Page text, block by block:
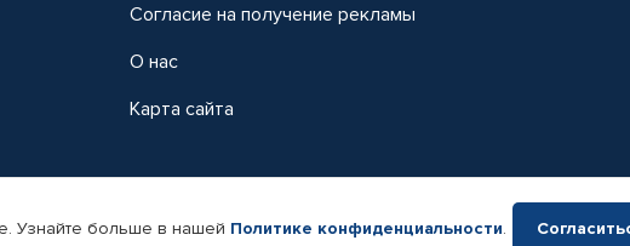
Согласие на получение рекламы
О нас
Карта сайта
товаров Автопрофи.
Узнайте больше в нашей Политике конфиденциальности.